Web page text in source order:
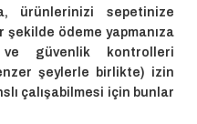
ürünlerinizi sepetinize
ödeme yapmanıza
güvenlik kontrolleri
şeylerle birlikte) izin
çalışabilmesi için bunlar